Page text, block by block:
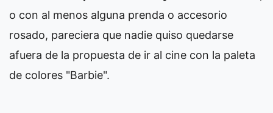
o con al menos alguna prenda o accesorio
rosado, pareciera que nadie quiso quedarse
afuera de la propuesta de ir al cine con la paleta
de colores "Barbie".